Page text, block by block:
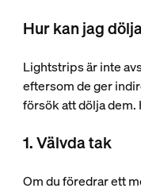
Hur kan jag
Lightstrips är inte
eftersom de ger
försök att dölja dem.
1. Välvda tak
Om du föredrar ett